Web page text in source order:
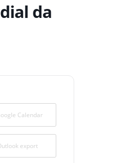
da
Calendar
export